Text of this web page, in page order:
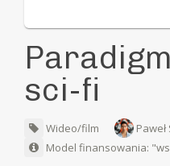
sci-fi
Wideo/film
Model finansowania: